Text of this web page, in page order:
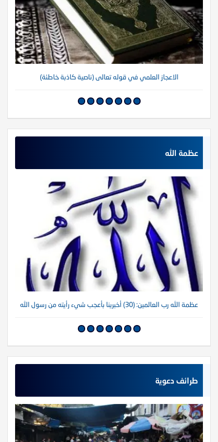
الاعجاز العلمي في قوله تعالى (ناصية كاذبة خاطئة)
عظمة الله
عظمة الله رب العالمين: (30) أخبرينا بأعجب شيء رأيته من رسول الله
طرائف دعوية